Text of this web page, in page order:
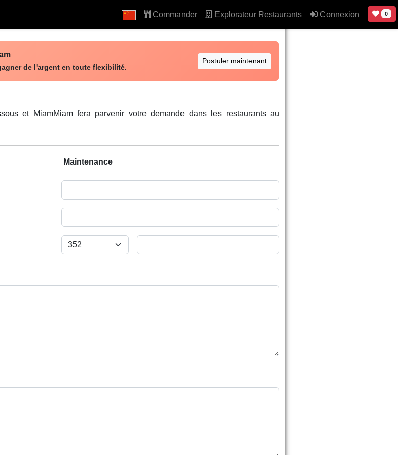
Commander Explorateur Restaurants Connexion 0
de l'argent en toute flexibilité.
Postuler maintenant
et MiamMiam fera parvenir votre demande dans les restaurants au
Maintenance